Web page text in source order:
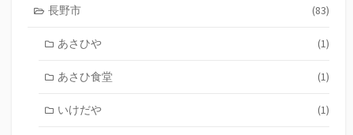
長野市 (83)
あさひや (1)
あさひ食堂 (1)
いけだや (1)